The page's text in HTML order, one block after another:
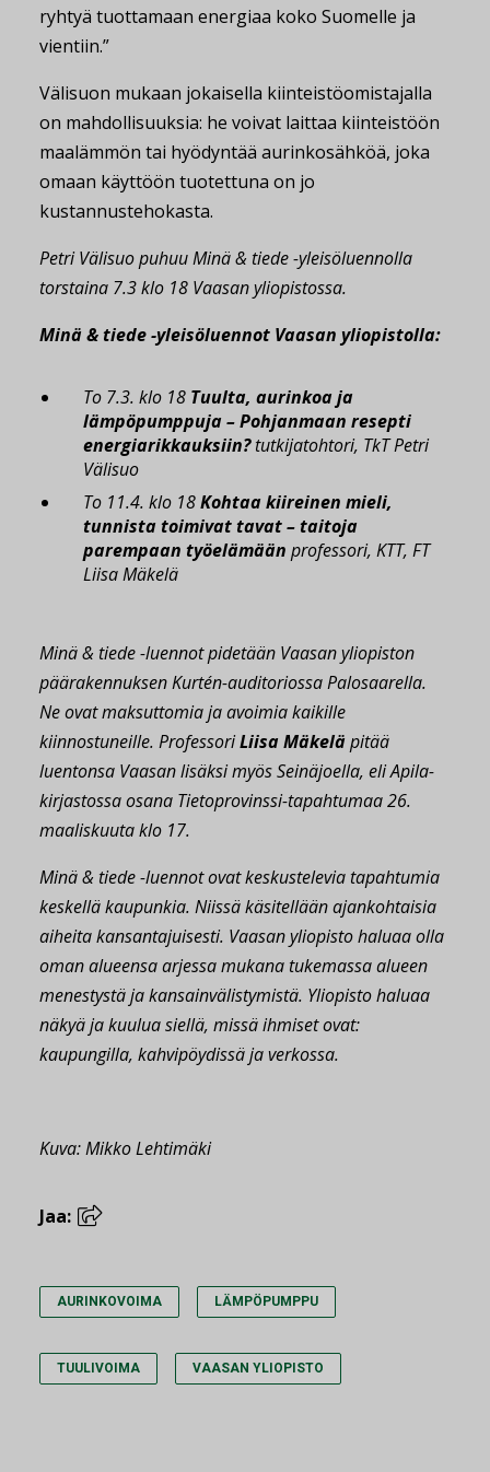
ryhtyä tuottamaan energiaa koko Suomelle ja
vientiin.”
Välisuon mukaan jokaisella kiinteistöomistajalla
on mahdollisuuksia: he voivat laittaa kiinteistöön
maalämmön tai hyödyntää aurinkosähköä, joka
omaan käyttöön tuotettuna on jo
kustannustehokasta.
Petri Välisuopuhuu Minä & tiede -yleisöluennolla
torstaina 7.3 klo 18 Vaasan yliopistossa.
Minä & tiede -yleisöluennot Vaasan yliopistolla:
To 7.3. klo 18 Tuulta, aurinkoa ja
lämpöpumppuja – Pohjanmaan resepti
energiarikkauksiin?tutkijatohtori, TkT Petri
Välisuo
To 11.4. klo 18Kohtaa kiireinen mieli,
tunnista toimivat tavat – taitoja
parempaan työelämään professori, KTT, FT
Liisa Mäkelä
Minä & tiede -luennot pidetään Vaasan yliopiston
päärakennuksen Kurtén-auditoriossa Palosaarella.
Ne ovat maksuttomia ja avoimia kaikille
kiinnostuneille. ProfessoriLiisa Mäkeläpitää
luentonsa Vaasan lisäksi myös Seinäjoella, eli Apila-
kirjastossa osana Tietoprovinssi-tapahtumaa 26.
maaliskuuta klo 17.
Minä & tiede -luennot ovat keskustelevia tapahtumia
keskellä kaupunkia. Niissä käsitellään ajankohtaisia
aiheita kansantajuisesti. Vaasan yliopisto haluaa olla
oman alueensa arjessa mukana tukemassa alueen
menestystä ja kansainvälistymistä. Yliopisto haluaa
näkyä ja kuulua siellä, missä ihmiset ovat:
kaupungilla, kahvipöydissä ja verkossa.
Kuva: Mikko Lehtimäki
Jaa:
AURINKOVOIMA LÄMPÖPUMPPU
TUULIVOIMA VAASAN YLIOPISTO